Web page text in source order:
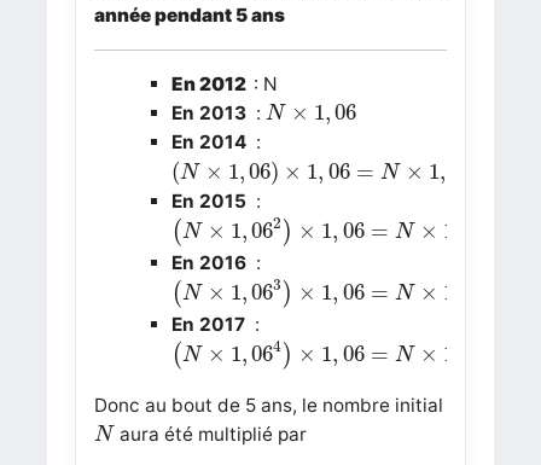
année pendant 5 ans
En 2012 : N
En 2013 : N × 1,06
N×1 06
En 2014 :
(N × 1,06) × 1, 06 = N × 1,
(N×1, 06)× 06 =N ,06
En 2015 :
(N × 1,062 ) × 1, 06 = N × 1
(N×1, 062)× 06 =N 06
En 2016 :
(N × 1,063 ) × 1, 06 = N × 1
(N×1, 063)× 06 =N ,06
En 2017 :
(N × 1,064) × 1, 06 = N × 1
(N×1, 064)× 06 =N ,06
Donc au bout de 5 ans, le nombre initial
N
Naura été multiplié par